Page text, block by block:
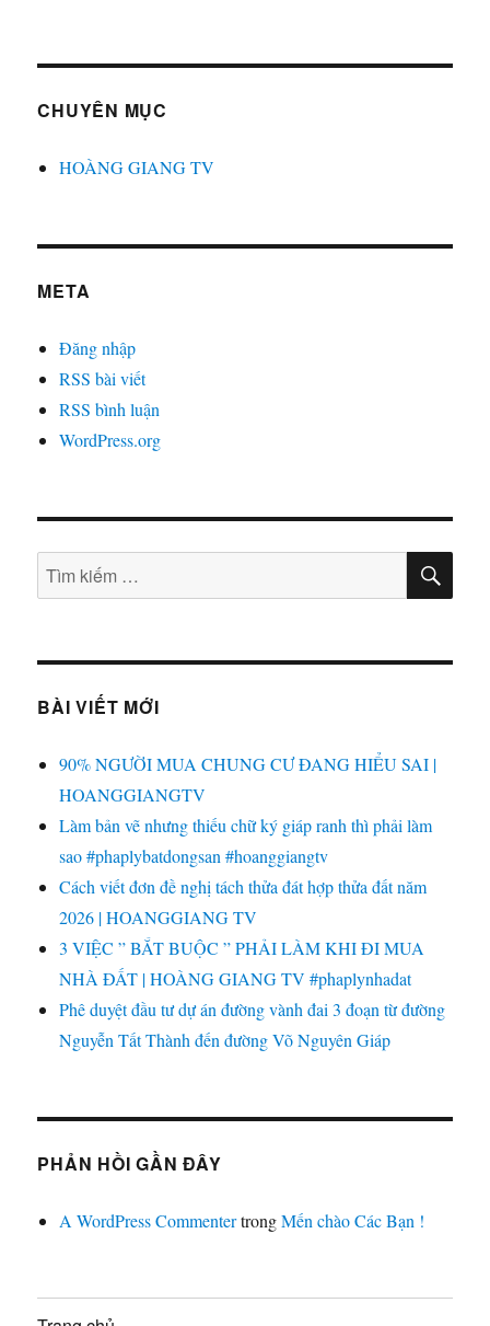
CHUYÊN MỤC
HOÀNG GIANG TV
META
Đăng nhập
RSS bài viết
RSS bình luận
WordPress.org
Tìm
kiếm:
TÌM
BÀI VIẾT MỚI
90% NGƯỜI MUA CHUNG CƯ ĐANG HIỂU SAI |
HOANGGIANGTV
Làm bản vẽ nhưng thiếu chữ ký giáp ranh thì phải làm
sao #phaplybatdongsan #hoanggiangtv
Cách viết đơn đề nghị tách thửa đát hợp thửa đất năm
2026 | HOANGGIANG TV
3 VIỆC ” BẮT BUỘC ” PHẢI LÀM KHI ĐI MUA
NHÀ ĐẤT | HOÀNG GIANG TV #phaplynhadat
Phê duyệt đầu tư dự án đường vành đai 3 đoạn từ đường
Nguyễn Tất Thành đến đường Võ Nguyên Giáp
PHẢN HỒI GẦN ĐÂY
A WordPress CommentertrongMến chào Các Bạn !